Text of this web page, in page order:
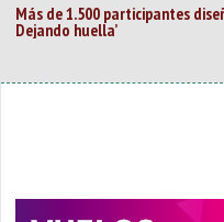
Más de 1.500 participantes
Dejando huella’